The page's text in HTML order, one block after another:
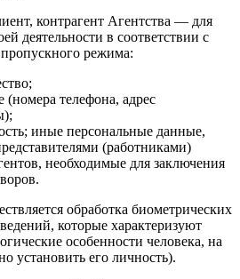
контрагент Агентства — для
деятельности в соответствии с
режима:
(номера телефона, адрес
иные персональные данные,
(работниками)
необходимые для заключения
обработка биометрических
которые характеризуют
особенности человека, на
установить его личность).